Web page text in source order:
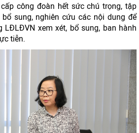
công đoàn hết sức chú trọng, tập
sung, nghiên cứu các nội dung để
LĐLĐVN xem xét, bổ sung, ban hành
tiễn.